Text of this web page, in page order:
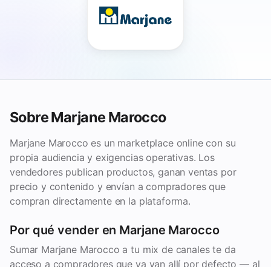
Sobre Marjane Marocco
Marjane Marocco es un marketplace online con su
propia audiencia y exigencias operativas. Los
vendedores publican productos, ganan ventas por
precio y contenido y envían a compradores que
compran directamente en la plataforma.
Por qué vender en Marjane Marocco
Sumar Marjane Marocco a tu mix de canales te da
acceso a compradores que ya van allí por defecto — al